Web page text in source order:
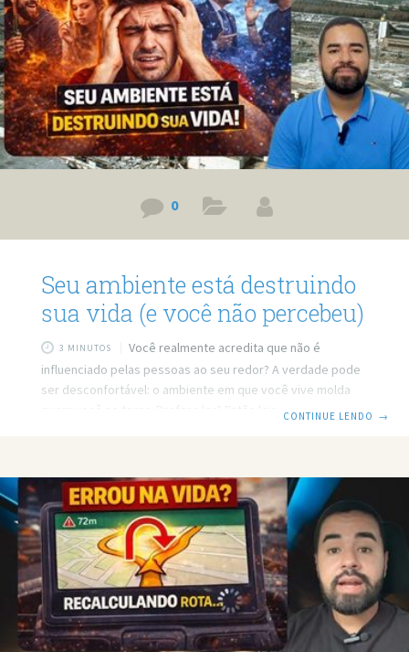
esforço não gera benefício proporcional. Prefere ler? Então
leia o post em texto. Link do vídeo:
https://www.youtube.com/watch?v=3mjqvMjwg9Q Mais
trabalho será
0
Seu ambiente está destruindo
sua vida (e você não percebeu)
3 MINUTOS
Você realmente acredita que não é
influenciado pelas pessoas ao seu redor? A verdade pode
ser desconfortável: o ambiente em que você vive molda
quem você se torna. Prefere ler? Então leia o post em
com quem convive.” Essa frase pode parecer clichê, mas
carrega uma verdade difícil de ignorar: o ambiente em que
você está influencia diretamente quem você se
CONTINUE LENDO →